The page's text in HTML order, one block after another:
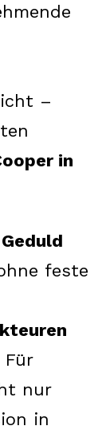
–
in
feste
Für
nur
in